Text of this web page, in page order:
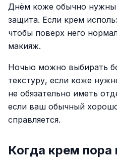
Днём коже обычно
защита. Если крем
чтобы поверх него
макияж.
Ночью можно выбирать
текстуру, если коже
не обязательно иметь
если ваш обычный
справляется.
Когда крем пора